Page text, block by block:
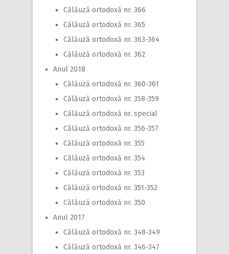
Călăuză ortodoxă nr. 366
Călăuză ortodoxă nr. 365
Călăuză ortodoxă nr. 363-364
Călăuză ortodoxă nr. 362
Anul 2018
Călăuză ortodoxă nr. 360-361
Călăuză ortodoxă nr. 358-359
Călăuză ortodoxă nr. special
Călăuză ortodoxă nr. 356-357
Călăuză ortodoxă nr. 355
Călăuză ortodoxă nr. 354
Călăuză ortodoxă nr. 353
Călăuză ortodoxă nr. 351-352
Călăuză ortodoxă nr. 350
Anul 2017
Călăuză ortodoxă nr. 348-349
Călăuză ortodoxă nr. 346-347